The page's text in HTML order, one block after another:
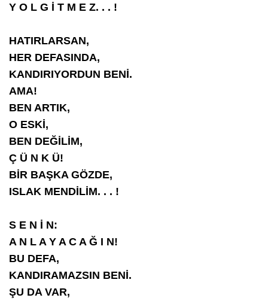
Y O L G İ T M E Z. . . !
HATIRLARSAN,
HER DEFASINDA,
KANDIRIYORDUN BENİ.
AMA!
BEN ARTIK,
O ESKİ,
BEN DEĞİLİM,
Ç Ü N K Ü!
BİR BAŞKA GÖZDE,
ISLAK MENDİLİM. . . !
S E N İ N:
A N L A Y A C A Ğ I N!
BU DEFA,
KANDIRAMAZSIN BENİ.
ŞU DA VAR,